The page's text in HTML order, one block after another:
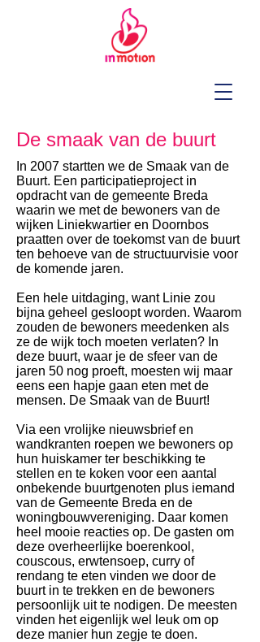
De smaak van de buurt
In 2007 startten we de Smaak van de
Buurt. Een participatieproject in
opdracht van de gemeente Breda
waarin we met de bewoners van de
wijken Liniekwartier en Doornbos
praatten over de toekomst van de buurt
ten behoeve van de structuurvisie voor
de komende jaren.
Een hele uitdaging, want Linie zou
bijna geheel gesloopt worden. Waarom
zouden de bewoners meedenken als
ze de wijk toch moeten verlaten? In
deze buurt, waar je de sfeer van de
jaren 50 nog proeft, moesten wij maar
eens een hapje gaan eten met de
mensen. De Smaak van de Buurt!
Via een vrolijke nieuwsbrief en
wandkranten roepen we bewoners op
hun huiskamer ter beschikking te
stellen en te koken voor een aantal
onbekende buurtgenoten plus iemand
van de Gemeente Breda en de
woningbouwvereniging. Daar komen
heel mooie reacties op. De gasten om
deze overheerlijke boerenkool,
couscous, erwtensoep, curry of
rendang te eten vinden we door de
buurt in te trekken en de bewoners
persoonlijk uit te nodigen. De meesten
vinden het eigenlijk wel leuk om op
deze manier hun zegje te doen.